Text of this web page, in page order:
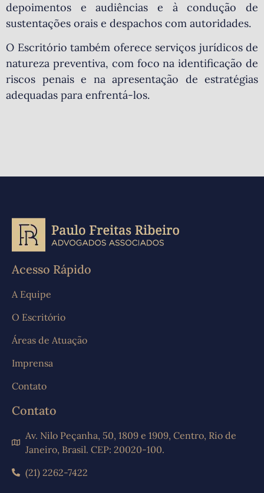
depoimentos e audiências e à condução de
sustentações orais e despachos com autoridades.
O Escritório também oferece serviços jurídicos de
natureza preventiva, com foco na identificação de
riscos penais e na apresentação de estratégias
adequadas para enfrentá-los.
Acesso Rápido
A Equipe
O Escritório
Áreas de Atuação
Imprensa
Contato
Contato
Av. Nilo Peçanha, 50, 1809 e 1909, Centro, Rio de
Janeiro, Brasil. CEP: 20020-100.
(21) 2262-7422